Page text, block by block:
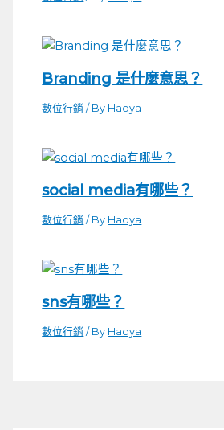
Branding 是什麼意思？
數位行銷 / By Haoya
social media有哪些？
數位行銷 / By Haoya
sns有哪些？
數位行銷 / By Haoya